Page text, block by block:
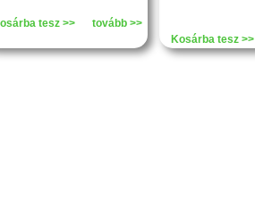
tesz >> tovább >>
Kosárba tesz >>